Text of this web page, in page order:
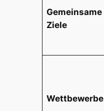
Gemeinsame
Ziele
Wettbewerbe